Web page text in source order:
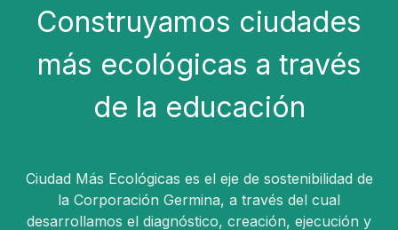
Construyamos ciudades
más ecológicas a través
de la educación
Ciudad Más Ecológicas es el eje de sostenibilidad de
la Corporación Germina, a través del cual
desarrollamos el diagnóstico, creación, ejecución y